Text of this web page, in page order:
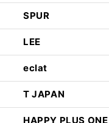
SPUR
LEE
eclat
T JAPAN
HAPPY PLUS ONE